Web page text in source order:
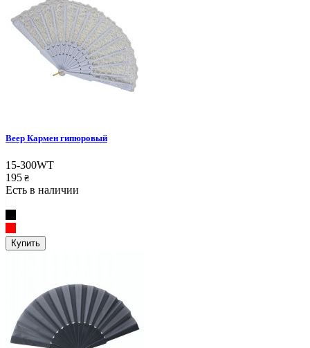
Веер Кармен гипюровый
15-300WT
195 ₴
Есть в наличии
Купить